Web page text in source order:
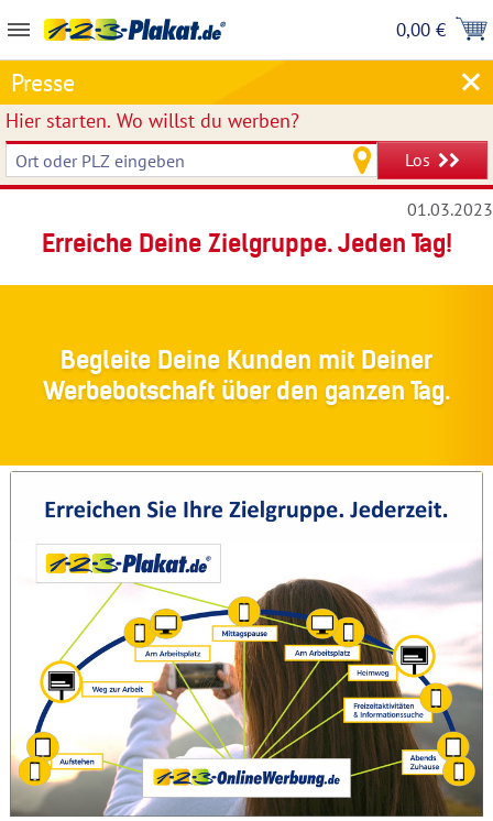
0,00 €
Presse
Hier starten. Wo willst du werben?
Los
01.03.2023
Erreiche Deine Zielgruppe. Jeden Tag!
Begleite Deine Kunden mit Deiner
Werbebotschaft über den ganzen Tag.